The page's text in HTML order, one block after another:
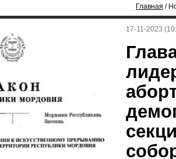
Главная /
17-11-2023